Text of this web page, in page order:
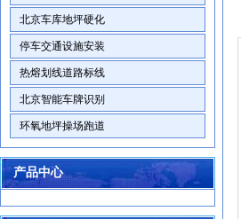
北京车库地坪硬化
停车交通设施安装
热熔划线道路标线
北京智能车牌识别
环氧地坪操场跑道
产品中心